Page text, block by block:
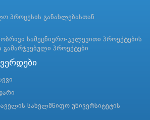
პროცესის განახლებასთან
სამეცნიერო-კვლევითი პროექტების
გამარჯვებული პროექტები
სახელმწიფო უნივერსიტეტის